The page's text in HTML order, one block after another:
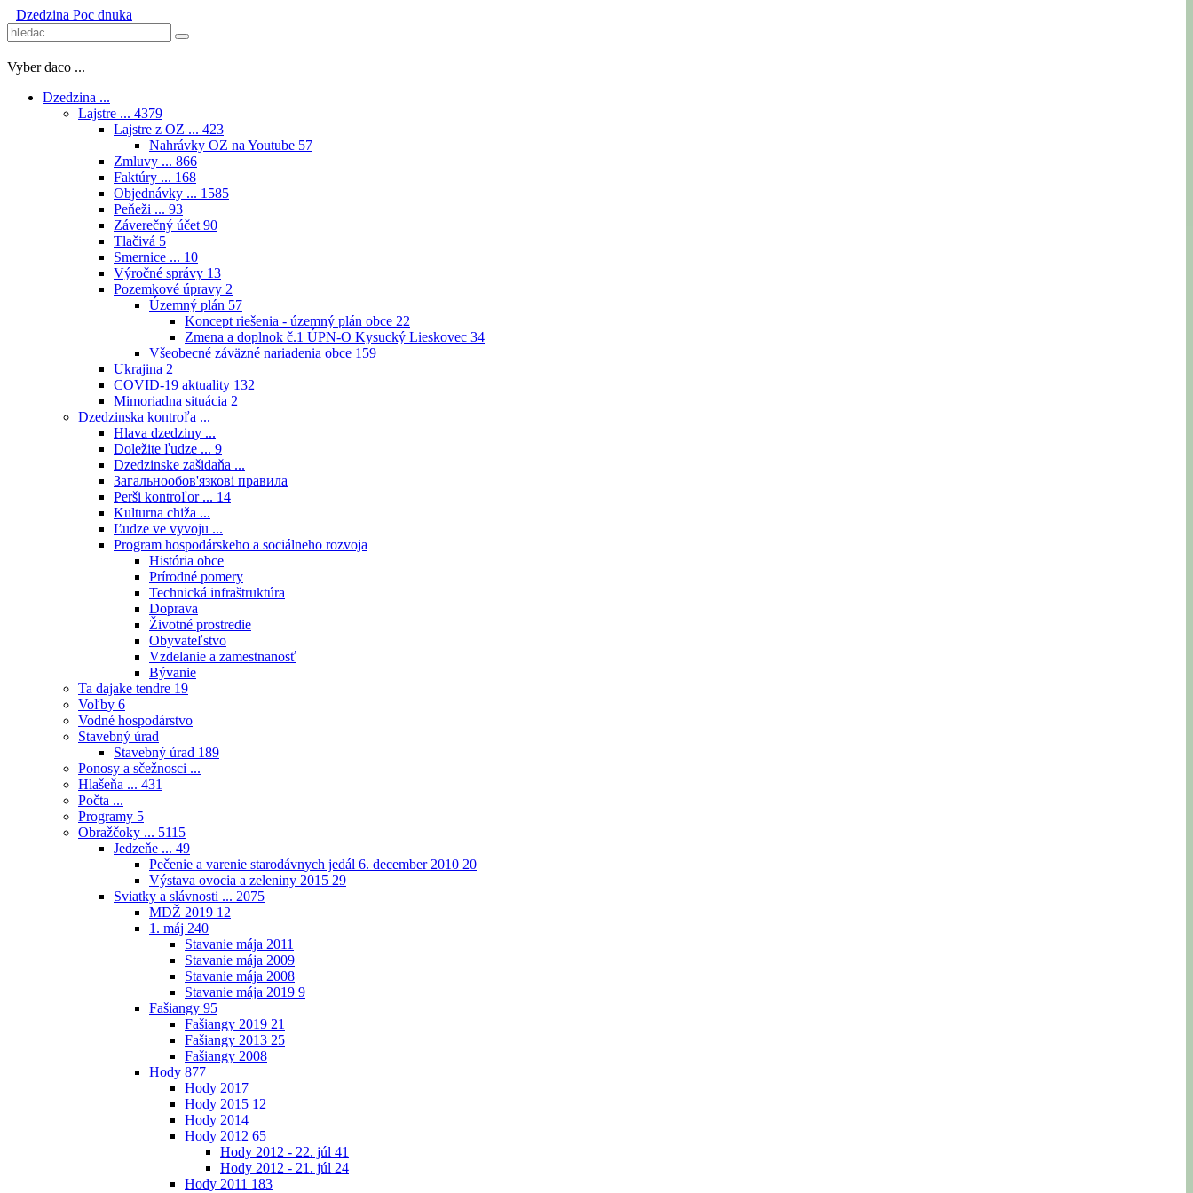
Dzedzina Poc dnuka
Vyber daco ...
Dzedzina ...
Lajstre ... 4379
Lajstre z OZ ... 423
Nahrávky OZ na Youtube 57
Zmluvy ... 866
Faktúry ... 168
Objednávky ... 1585
Peňeži ... 93
Záverečný účet 90
Tlačivá 5
Smernice ... 10
Výročné správy 13
Pozemkové úpravy 2
Územný plán 57
Koncept riešenia - územný plán obce 22
Zmena a doplnok č.1 ÚPN-O Kysucký Lieskovec 34
Všeobecné záväzné nariadenia obce 159
Ukrajina 2
COVID-19 aktuality 132
Mimoriadna situácia 2
Dzedzinska kontroľa ...
Hlava dzedziny ...
Doležite ľudze ... 9
Dzedzinske zašidaňa ...
Загальнообов'язкові правила
Perši kontroľor ... 14
Kulturna chiža ...
Ľudze ve vyvoju ...
Program hospodárskeho a sociálneho rozvoja
História obce
Prírodné pomery
Technická infraštruktúra
Doprava
Životné prostredie
Obyvateľstvo
Vzdelanie a zamestnanosť
Bývanie
Ta dajake tendre 19
Voľby 6
Vodné hospodárstvo
Stavebný úrad
Stavebný úrad 189
Ponosy a sčežnosci ...
Hlašeňa ... 431
Počta ...
Programy 5
Obražčoky ... 5115
Jedzeňe ... 49
Pečenie a varenie starodávnych jedál 6. december 2010 20
Výstava ovocia a zeleniny 2015 29
Sviatky a slávnosti ... 2075
MDŽ 2019 12
1. máj 240
Stavanie mája 2011
Stavanie mája 2009
Stavanie mája 2008
Stavanie mája 2019 9
Fašiangy 95
Fašiangy 2019 21
Fašiangy 2013 25
Fašiangy 2008
Hody 877
Hody 2017
Hody 2015 12
Hody 2014
Hody 2012 65
Hody 2012 - 22. júl 41
Hody 2012 - 21. júl 24
Hody 2011 183